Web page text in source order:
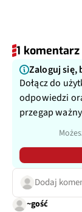
1 komentarz
Zaloguj się,
Dołącz do
odpowiedzi
przegap
Dodaj
~gość